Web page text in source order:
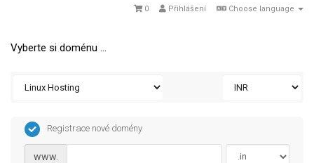
Choose language
Přihlášení
0
Vyberte si doménu ...
Registrace nové domény
www.